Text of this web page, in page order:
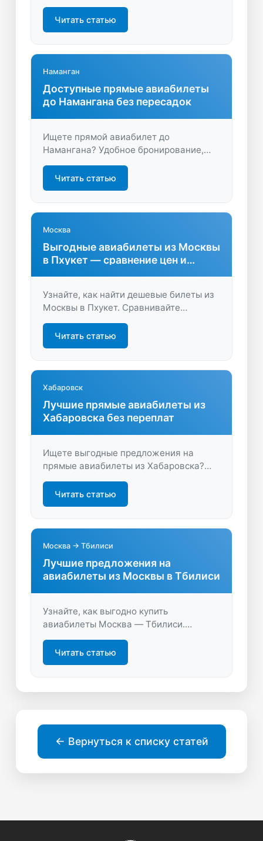
прямые рейсы по выгодным ценам.
Экономьте время на пересадках и
выбирайте удобные варианты онлайн!
Читать статью
Наманган
Доступные прямые авиабилеты
до Намангана без пересадок
Ищете прямой авиабилет до
Намангана? Удобное бронирование,
вам сэкономить время и деньги.
Покупайте билеты выгодно — летите
Читать статью
Москва
Выгодные авиабилеты из Москвы
в Пхукет — сравнение цен и
Узнайте, как найти дешевые билеты из
Москвы в Пхукет. Сравнивайте
предложения, выбирайте удобные
рейсы и экономьте на перелёте вместе
с сервисом LastBilet.ru.
Читать статью
Хабаровск
Лучшие прямые авиабилеты из
Хабаровска без переплат
Ищете выгодные предложения на
прямые авиабилеты из Хабаровска?
Узнайте, как быстро найти и купить
недорогие билеты на сайте LastBilet.ru
— экономьте время и деньги на
Читать статью
Москва → Тбилиси
Лучшие предложения на
авиабилеты из Москвы в Тбилиси
Узнайте, как выгодно купить
авиабилеты Москва — Тбилиси.
цены и оформите перелет быстро на
LastBilet.ru. Откройте для себя Грузию
Читать статью
← Вернуться к списку статей